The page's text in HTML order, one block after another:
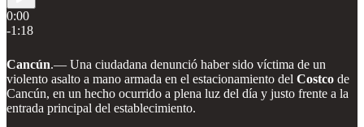
0:00
-1:18
Cancún.— Una ciudadana denunció haber sido víctima de un
violento asalto a mano armada en el estacionamiento del Costco de
Cancún, en un hecho ocurrido a plena luz del día y justo frente a la
entrada principal del establecimiento.